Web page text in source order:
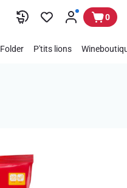
0
Folder P'tits lions